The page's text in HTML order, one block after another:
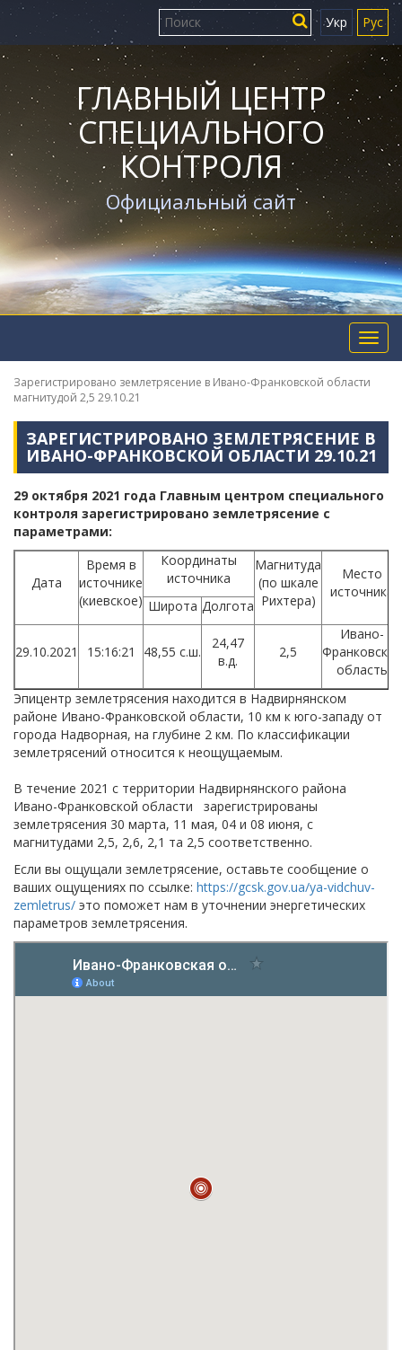
Укр Рус
ГЛАВНЫЙ ЦЕНТР
СПЕЦИАЛЬНОГО
КОНТРОЛЯ
Официальный сайт
Зарегистрировано землетрясение в Ивано-Франковской области
магнитудой 2,5 29.10.21
ЗАРЕГИСТРИРОВАНО ЗЕМЛЕТРЯСЕНИЕ В
ИВАНО-ФРАНКОВСКОЙ ОБЛАСТИ 29.10.21
29 октября 2021 года Главным центром специального
контроля зарегистрировано землетрясение с
параметрами:
Дата
Время в
источнике
(киевское)
Координаты
источника
Магнитуда
(по шкале
Рихтера)
Место
источника
Широта Долгота
29.10.2021 15:16:21 48,55 с.ш.
24,47
в.д.
2,5
Ивано-
Франковская
область
Эпицентр землетрясения находится в Надвирнянском
районе Ивано-Франковской области, 10 км к юго-западу от
города Надворная, на глубине 2 км. По классификации
землетрясений относится к неощущаемым.
В течение 2021 с территории Надвирнянского района
Ивано-Франковской области зарегистрированы
землетрясения 30 марта, 11 мая, 04 и 08 июня, с
магнитудами 2,5, 2,6, 2,1 та 2,5 соответственно.
Если вы ощущали землетрясение, оставьте сообщение о
ваших ощущениях по ссылке: https://gcsk.gov.ua/ya-vidchuv-
zemletrus/ это поможет нам в уточнении энергетических
параметров землетрясения.